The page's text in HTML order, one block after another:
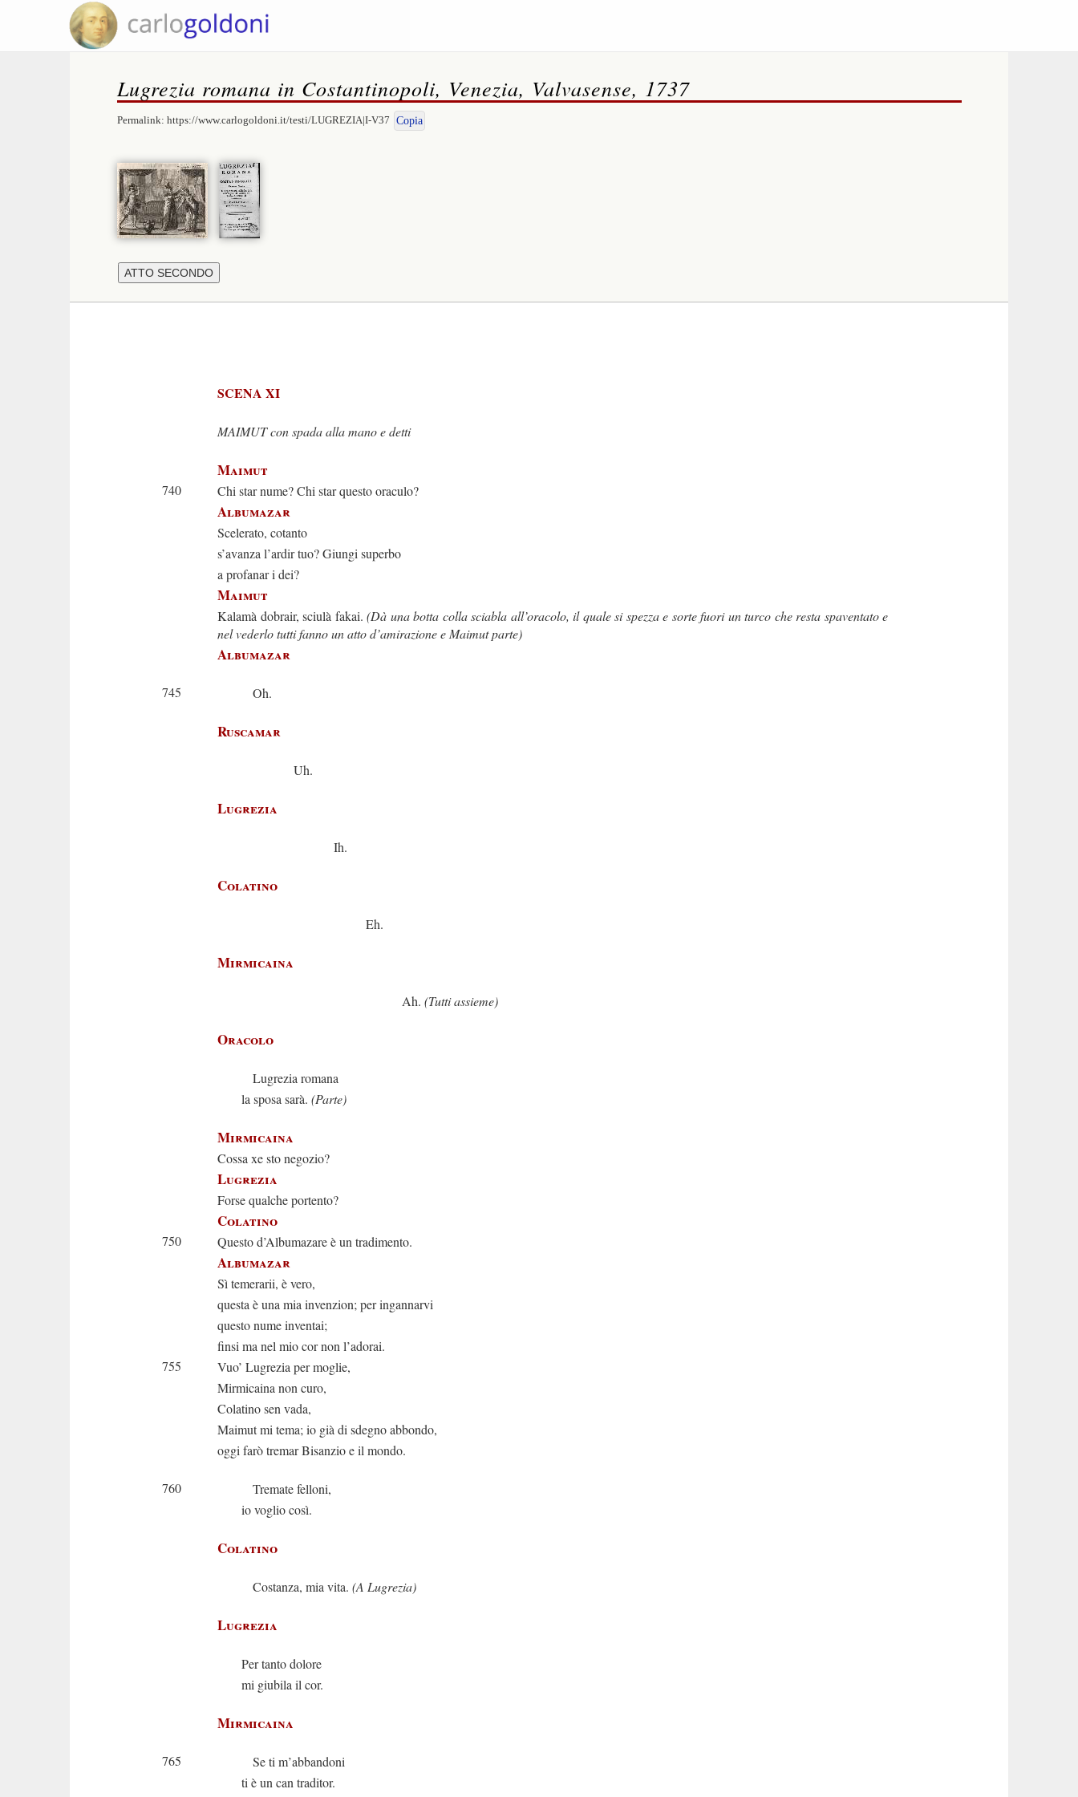
Lugrezia romana in Costantinopoli, Venezia, Valvasense, 1737
Permalink: https://www.carlogoldoni.it/testi/LUGREZIA|I-V37 Copia
SCENA XI
MAIMUT con spada alla mano e detti
Maimut
740 Chi star nume? Chi star questo oraculo?
Albumazar
Scelerato, cotanto
s’avanza l’ardir tuo? Giungi superbo
a profanar i dei?
Maimut
Kalamà dobrair, sciulà fakai. (Dà una botta colla sciabla all’oracolo, il quale si spezza e sorte fuori un turco che resta spaventato e
nel vederlo tutti fanno un atto d’amirazione e Maimut parte)
Albumazar
745 Oh.
Ruscamar
Uh.
Lugrezia
Ih.
Colatino
Eh.
Mirmicaina
Ah. (Tutti assieme)
Oracolo
Lugrezia romana
la sposa sarà. (Parte)
Mirmicaina
Cossa xe sto negozio?
Lugrezia
Forse qualche portento?
Colatino
750 Questo d’Albumazare è un tradimento.
Albumazar
Sì temerarii, è vero,
questa è una mia invenzion; per ingannarvi
questo nume inventai;
finsi ma nel mio cor non l’adorai.
755
Vuo’ Lugrezia per moglie,
Mirmicaina non curo,
Colatino sen vada,
Maimut mi tema; io già di sdegno abbondo,
oggi farò tremar Bisanzio e il mondo.
760
Tremate felloni,
io voglio così.
Colatino
Costanza, mia vita. (A Lugrezia)
Lugrezia
Per tanto dolore
mi giubila il cor.
Mirmicaina
765
Se ti m’abbandoni
ti è un can traditor.